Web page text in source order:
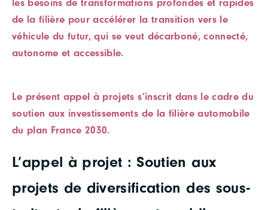
les besoins de transformations profondes et rapides
de la filière pour accélérer la transition vers le
véhicule du futur, qui se veut décarboné, connecté,
autonome et accessible.
Le présent appel à projets s’inscrit dans le cadre du
soutien aux investissements de la filière automobile
du plan France 2030.
L’appel à projet : Soutien aux
projets de diversification des sous-